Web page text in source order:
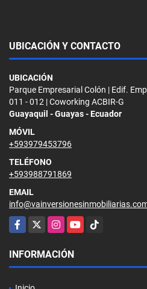
UBICACIÓN Y CONTACTO
UBICACIÓN
Parque Empresarial Colón | Edif.
011 - 012 | Coworking ACBIR-G
Guayaquil - Guayas - Ecuador
MÓVIL
+593979453796
TELÉFONO
+593988791869
EMAIL
Facebook
X InstagramYouTubeTikTok
INFORMACIÓN